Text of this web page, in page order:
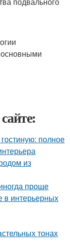
основными
полное
из
проще
в интерьерных
тонах